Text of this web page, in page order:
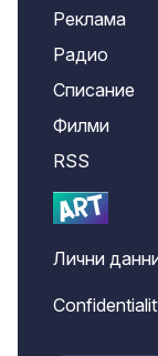
Реклама
Радио
Списание
Филми
RSS
Лични